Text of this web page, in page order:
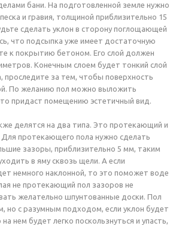
бани. На подготовленной земле нужно
и гравия, толщиной приблизительно 15
сделать уклон в сторону поглощающей
что подсыпка уже имеет достаточную
к покрытию бетоном. Его слой должен
Конечным слоем будет тонкий слой
проследите за тем, чтобы поверхность
По желанию пол можно выложить
придаст помещению эстетичный вид.
делятся на два типа. Это протекающий и
протекающего пола нужно сделать
зазоры, приблизительно 5 мм, таким
в яму сквозь щели. А если
немного наклонной, то это поможет воде
не протекающий пол зазоров не
желательно шпунтованные доски. Пол
но с разумным подходом, если уклон будет
нем будет легко поскользнуться и упасть,